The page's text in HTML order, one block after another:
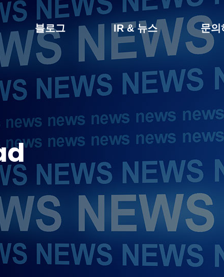
블로그 IR & 뉴스 문의